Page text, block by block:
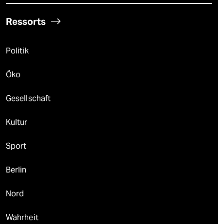
Ressorts
Politik
Öko
Gesellschaft
Kultur
Sport
Berlin
Nord
Wahrheit